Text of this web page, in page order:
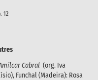
12
Cabral (org. Iva
Funchal (Madeira): Rosa